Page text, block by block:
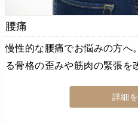
腰痛
慢性的な腰痛でお悩みの方へ
る骨格の歪みや筋肉の緊張
詳細